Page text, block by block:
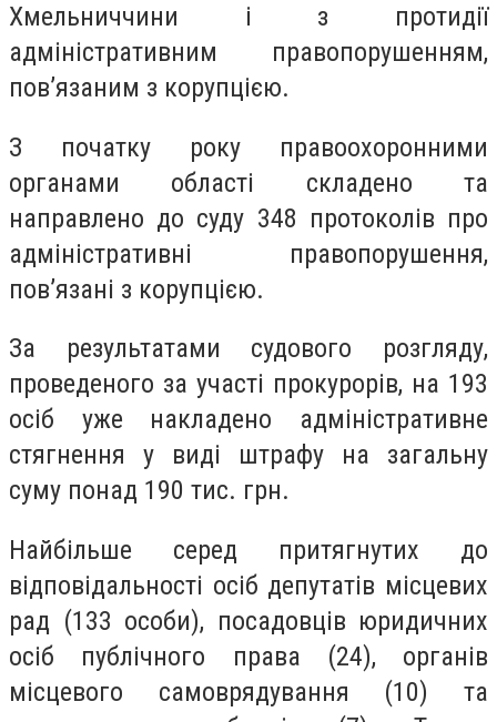
Хмельниччини і з протидії
адміністративним правопорушенням,
пов’язаним з корупцією.
З початку року правоохоронними
органами області складено та
направлено до суду 348 протоколів про
адміністративні правопорушення,
пов’язані з корупцією.
За результатами судового розгляду,
проведеного за участі прокурорів, на 193
осіб уже накладено адміністративне
стягнення у виді штрафу на загальну
суму понад 190 тис. грн.
Найбільше серед притягнутих до
відповідальності осіб депутатів місцевих
рад (133 особи), посадовців юридичних
осіб публічного права (24), органів
місцевого самоврядування (10) та